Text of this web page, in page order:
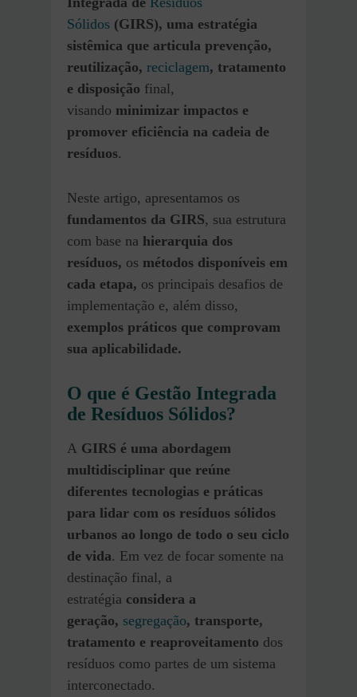
Sólidos (GIRS), uma estratégia
sistêmica que articula prevenção,
reutilização, reciclagem, tratamento
e disposição final,
visando minimizar impactos e
promover eficiência na cadeia de
resíduos.
Neste artigo, apresentamos os
fundamentos da GIRS, sua estrutura
com base na hierarquia dos
resíduos, os métodos disponíveis em
cada etapa, os principais desafios de
implementação e, além disso,
exemplos práticos que comprovam
sua aplicabilidade.
O que é Gestão Integrada
de Resíduos Sólidos?
A GIRS é uma abordagem
multidisciplinar que reúne
diferentes tecnologias e práticas
para lidar com os resíduos sólidos
urbanos ao longo de todo o seu ciclo
de vida. Em vez de focar somente na
destinação final, a
estratégia considera a
geração, segregação, transporte,
tratamento e reaproveitamento dos
resíduos como partes de um sistema
interconectado.